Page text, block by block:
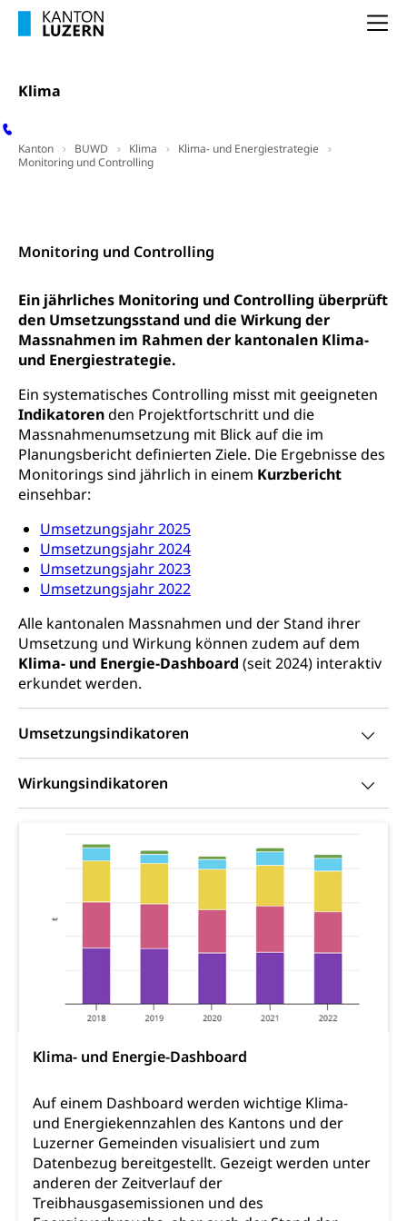
Klima
Kanton BUWD Klima
Klima- und Energiestrategie
Monitoring und Controlling
Monitoring und Controlling
Ein jährliches Monitoring und Controlling überprüft
den Umsetzungsstand und die Wirkung der
Massnahmen im Rahmen der kantonalen Klima-
und Energiestrategie.
Ein systematisches Controlling misst mit geeigneten
Indikatorenden Projektfortschritt und die
Massnahmenumsetzung mit Blick auf die im
Planungsbericht definierten Ziele. Die Ergebnisse des
Monitorings sind jährlich in einem Kurzbericht
einsehbar:
Umsetzungsjahr 2025
Umsetzungsjahr 2024
Umsetzungsjahr 2023
Umsetzungsjahr 2022
Alle kantonalen Massnahmen und der Stand ihrer
Umsetzung und Wirkung können zudem auf dem
Klima- und Energie-Dashboard (seit 2024) interaktiv
erkundet werden.
Umsetzungsindikatoren
Wirkungsindikatoren
Klima- und Energie-Dashboard
Auf einem Dashboard werden wichtige Klima-
und Energiekennzahlen des Kantons und der
Luzerner Gemeinden visualisiert und zum
Datenbezug bereitgestellt. Gezeigt werden unter
anderen der Zeitverlauf der
Treibhausgasemissionen und des
FMS und Vollzeitschulen mit BM
Schuldienste
Heilpädagogische Schulen
Studienbeiträge Höhere Berufsbildung
Hochschule, Bachelor, Master, Doktorat,
Weiterbildung, Forschung, Entwicklung,
swissuniversities (Dachorganisation der Schweizer
swissuniversities
Vorschule
Kinderbetreuung
Freiwilliges Kindergarten Jahr
Frühe Sprachförderung
Kindergarten & Basisstufe
Frühe Förderung
Gesundheit und Soziales
Konsumentenschutz
Konsumentenrechte, Produktsicherheit,
Preisüberwachung, Preisüberwacher,
Konsumentenorganisation, parallele Einfuhr,
regionale Erschöpfung, nationale Erschöpfung,
internationale Erschöpfung, Preisabsprache, Kartell,
Cassis-deDijon-Prinzip
Verbraucherschutz
Krankenversicherung
Unfallversicherung, Berufsunfallversicherung,
Krankheit, Unfall, Prämienverbilligung,
Krankenkasse
Krankenversicherung (WAS Luzern)
Prämienverbilligung (WAS Luzern)
Obligatorische Krankenversicherung (WAS
sichere Lebensmittel, Lebensmittelkontrolle,
Lebensmittelhygiene, Produktesicherheit
Prävention
Suchtprävention, Alkoholprävention,
Tabakprävention, Primärprävention,
Sekundärprävention, Tertiärprävention
Darmkrebsvorsorge
Kantonales Tabakpräventionsprogramm
Gesundheitsförderung
Prävention (Polizei)
Soziale Sicherheit
Sozialversicherungen, Sozialpolitik,
Arbeitslosenversicherung,
Mutterschaftsversicherung, Krankenversicherung,
Kranken- und Unfallversicherung
Krankenversicherung (WAS Luzern)
Soziales und Gesellschaft (Dienststelle)
Opferhilfe
Arbeitslosenversicherung (WAS Luzern)
Invalidenversicherung (WAS Luzern)
Soziale Sicherheit
Sucht und Drogen
Medikamentenabhängigkeit,
Arzneimittelabhängigkeit, Suchtkrankheit,
Betäubungsmittel, Suchtmittel, Psychopharmaka
Drogen (Polizei)
Sucht
Gesundheitsversorgung
Gesundheitsversorgung, Spital, Pflegeinitiative,
Ambulant vor stationär, AVOS, Patientendossier
Gesundheitsversorgung
AHV / IV
Altersrente, Invalidenrente, Witwenrente,